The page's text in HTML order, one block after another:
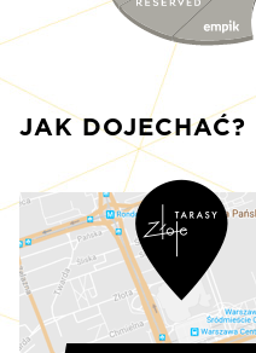
JAK DOJECHAĆ?